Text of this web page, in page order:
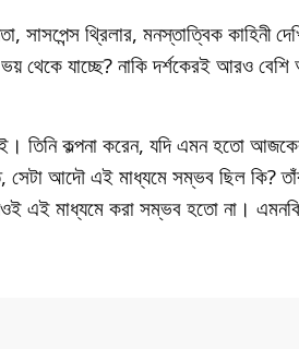
সাসপেন্স থ্রিলার, মনস্তাত্বিক কাহিনী
থেকে যাচ্ছে? নাকি দর্শকেরই আরও
তিনি কল্পনা করেন, যদি এমন হতো
সেটা আদৌ এই মাধ্যমে সম্ভব ছিল কি?
এই মাধ্যমে করা সম্ভব হতো না।